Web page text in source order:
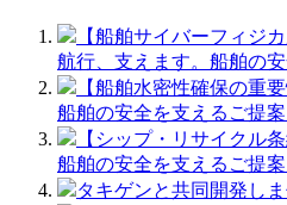
【船舶サイバーフィジ
航行、支えます。船舶の
【船舶水密性確保の重
船舶の安全を支えるご提案
【シップ・リサイクル
船舶の安全を支えるご提案
タキゲンと共同開発し